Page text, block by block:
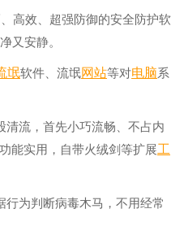
高效、超强防御的安全防护软
又安静。
氓软件、流氓网站等对电脑系
清流，首先小巧流畅、不占内
能实用，自带火绒剑等扩展工
为判断病毒木马，不用经常